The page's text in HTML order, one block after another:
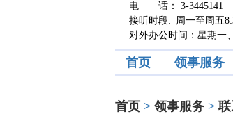
电 话： 3-3445141 邮
接听时段: 周一至周五
对外办公时间：星期一
首页 领事服务
首页> 领事服务> 联